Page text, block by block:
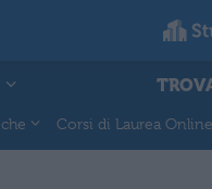
Corsi di Laurea Online